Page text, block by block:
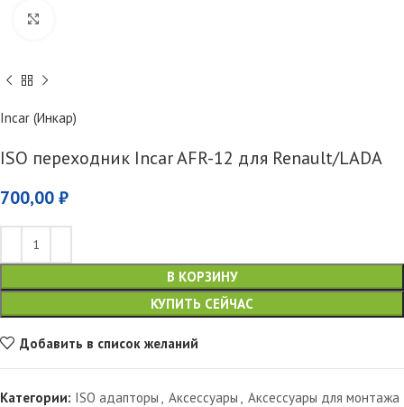
Incar (Инкар)
ISO переходник Incar AFR-12 для Renault/LADA
700,00 ₽
В КОРЗИНУ
КУПИТЬ СЕЙЧАС
Добавить в список желаний
Категории: ISO адапторы , Аксессуары , Аксессуары для монтажа